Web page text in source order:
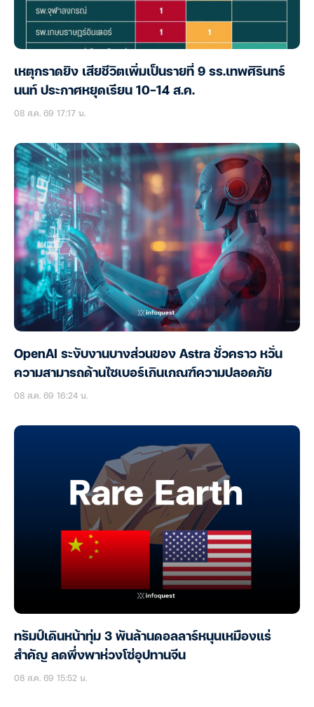
เหตุกราดยิง เสียชีวิตเพิ่มเป็นรายที่ 9 รร.เทพศิรินทร์
นนท์ ประกาศหยุดเรียน 10-14 ส.ค.
08 ส.ค. 69 17:17 น.
OpenAI ระงับงานบางส่วนของ Astra ชั่วคราว หวั่น
ความสามารถด้านไซเบอร์เกินเกณฑ์ความปลอดภัย
08 ส.ค. 69 16:24 น.
ทรัมป์เดินหน้าทุ่ม 3 พันล้านดอลลาร์หนุนเหมืองแร่
สำคัญ ลดพึ่งพาห่วงโซ่อุปทานจีน
08 ส.ค. 69 15:52 น.